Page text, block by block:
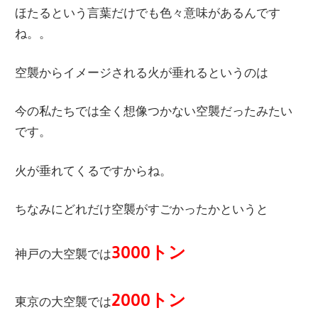
ほたるという言葉だけでも色々意味があるんです
ね。。
空襲からイメージされる火が垂れるというのは
今の私たちでは全く想像つかない空襲だったみたい
です。
火が垂れてくるですからね。
ちなみにどれだけ空襲がすごかったかというと
神戸の大空襲では3000トン
東京の大空襲では2000トン